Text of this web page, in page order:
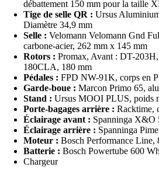
débattement 150 mm pour la taille
Tige de selle QR : Ursus
Diamètre 34,9 mm
Selle : Velomann Velomann Gnd
carbone-acier, 262 mm x 145 mm
Rotors : Promax, Avant : DT-
180CLA, 180 mm
Pédales : FPD NW-91K, corps en
Garde-boue : Marcon Primo 65,
Stand : Ursus MOOI PLUS, poids
Porte-bagages arrière : Racktime,
Éclairage avant : Spanninga X&O
Éclairage arrière : Spanninga
Moteur : Bosch Performance Line,
Batterie : Bosch Powertube 600
Chargeur